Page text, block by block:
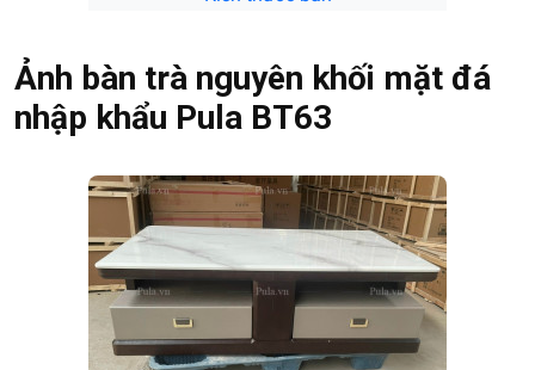
Ảnh bàn trà nguyên khối mặt đá
nhập khẩu Pula BT63